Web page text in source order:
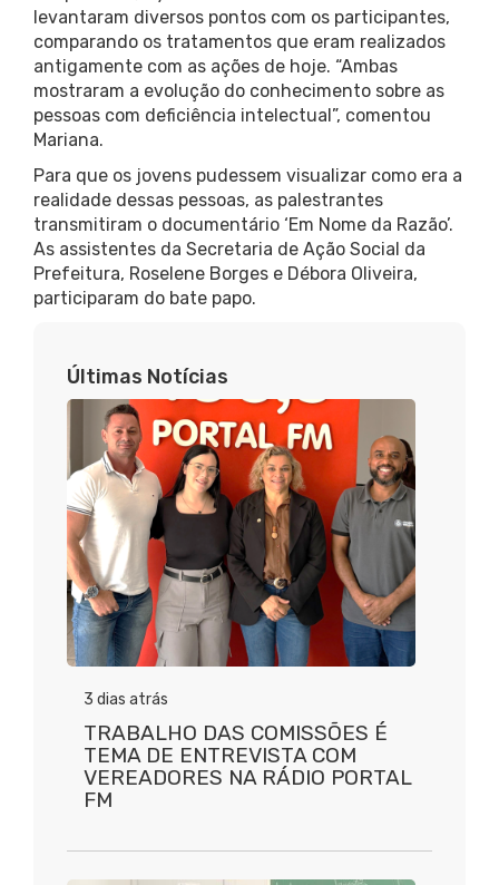
levantaram diversos pontos com os participantes,
comparando os tratamentos que eram realizados
antigamente com as ações de hoje. “Ambas
mostraram a evolução do conhecimento sobre as
pessoas com deficiência intelectual”, comentou
Mariana.
Para que os jovens pudessem visualizar como era a
realidade dessas pessoas, as palestrantes
transmitiram o documentário ‘Em Nome da Razão’.
As assistentes da Secretaria de Ação Social da
Prefeitura, Roselene Borges e Débora Oliveira,
participaram do bate papo.
Últimas Notícias
3 dias atrás
TRABALHO DAS COMISSÕES É
TEMA DE ENTREVISTA COM
VEREADORES NA RÁDIO PORTAL
FM